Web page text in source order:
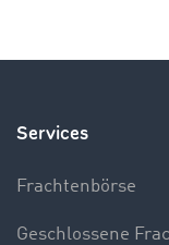
Services
Frachtenbörse
Geschlossene